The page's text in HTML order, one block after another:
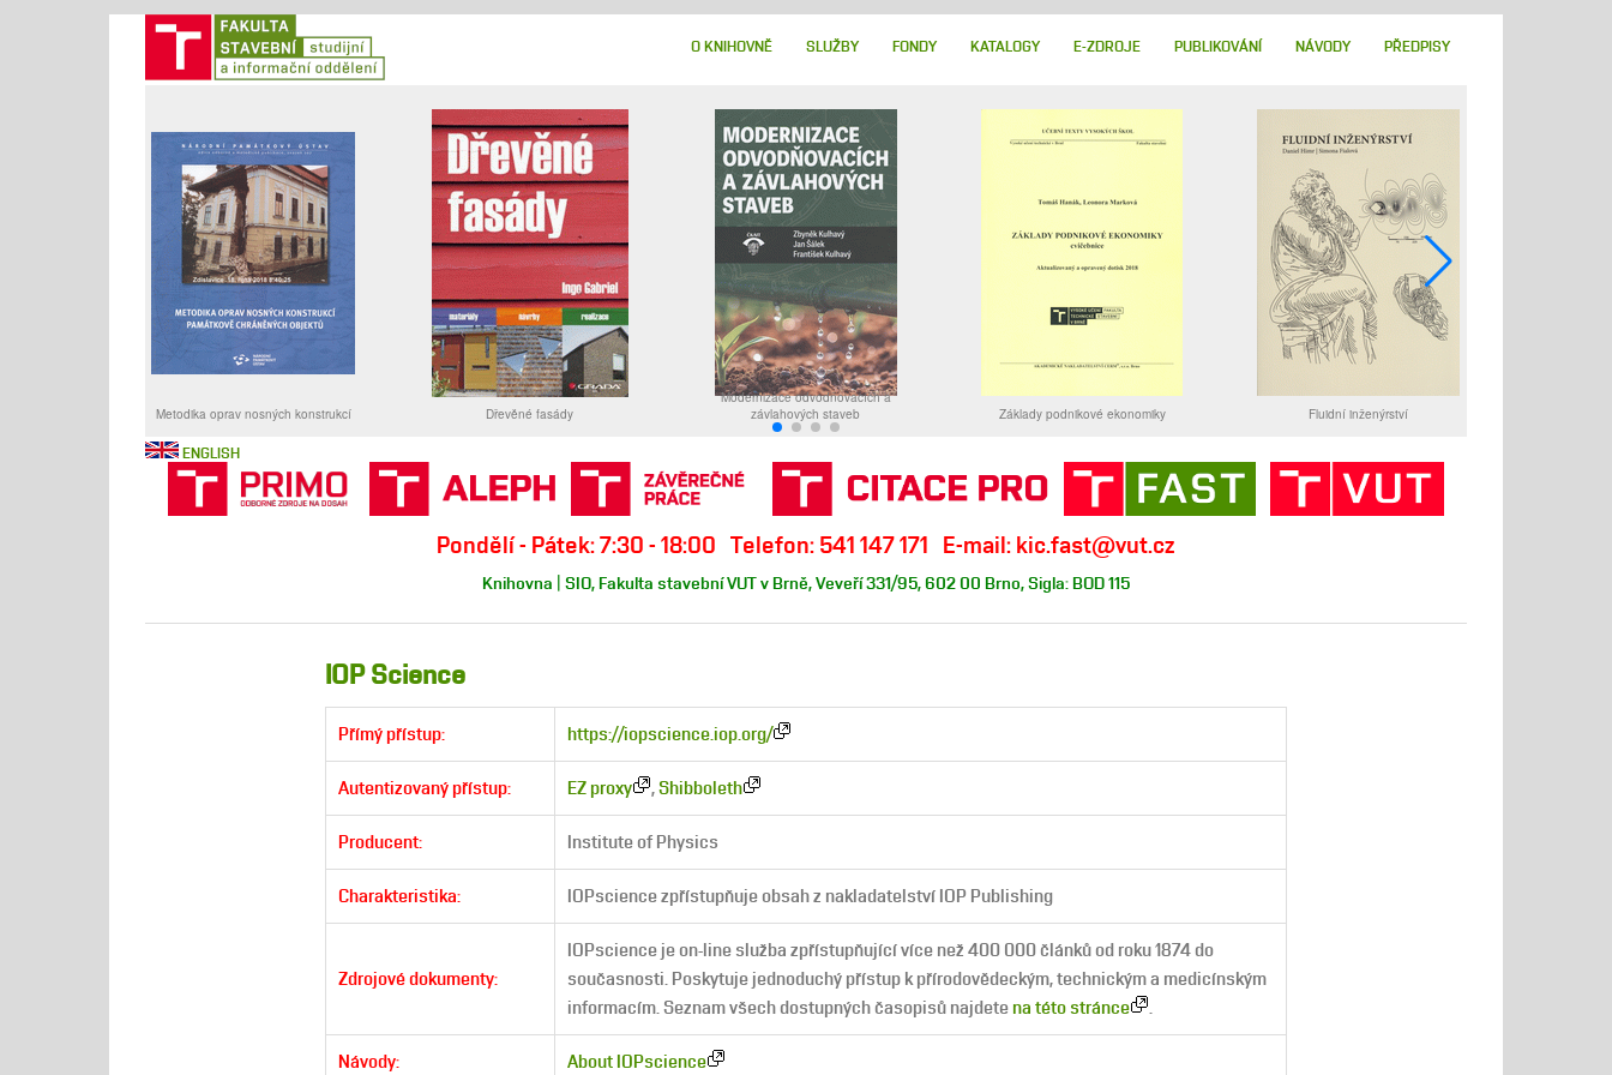
O KNIHOVNĚ SLUŽBY FONDY KATALOGY E-ZDROJE PUBLIKOVÁNÍ NÁVODY PŘEDPISY
ENGLISH
Pondělí - Pátek: 7:30 - 18:00 Telefon: 541 147 171 E-mail: kic.fast@vut.cz
Knihovna | SIO, Fakulta stavební VUT v Brně, Veveří 331/95, 602 00 Brno, Sigla: BOD 115
IOP Science
Přímý přístup: https://iopscience.iop.org/
Autentizovaný přístup: EZ proxy ,Shibboleth
Producent: Institute of Physics
Charakteristika: IOPscience zpřístupňuje obsah z nakladatelství IOP Publishing
Zdrojové dokumenty:
IOPscience je on-line služba zpřístupňující více než 400 000 článků od roku 1874 do
současnosti. Poskytuje jednoduchý přístup k přírodovědeckým, technickým a medicínským
informacím. Seznam všech dostupných časopisů najdetena této stránce
Návody: About IOPscience